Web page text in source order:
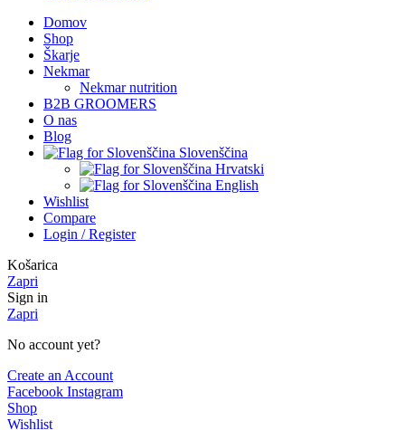
Domov
Shop
Škarje
Nekmar
Nekmar nutrition
B2B GROOMERS
O nas
Blog
Slovenščina
Hrvatski
English
Wishlist
Compare
Login / Register
Košarica
Zapri
Sign in
Zapri
No account yet?
Create an Account
Facebook Instagram
Shop
Wishlist